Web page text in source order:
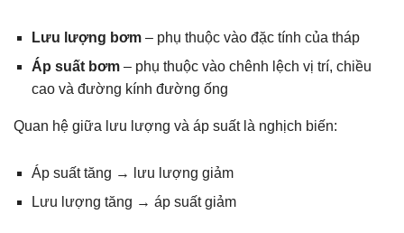
Lưu lượng bơm – phụ thuộc vào đặc tính của tháp
Áp suất bơm – phụ thuộc vào chênh lệch vị trí, chiều
cao và đường kính đường ống
Quan hệ giữa lưu lượng và áp suất là nghịch biến:
Áp suất tăng → lưu lượng giảm
Lưu lượng tăng → áp suất giảm